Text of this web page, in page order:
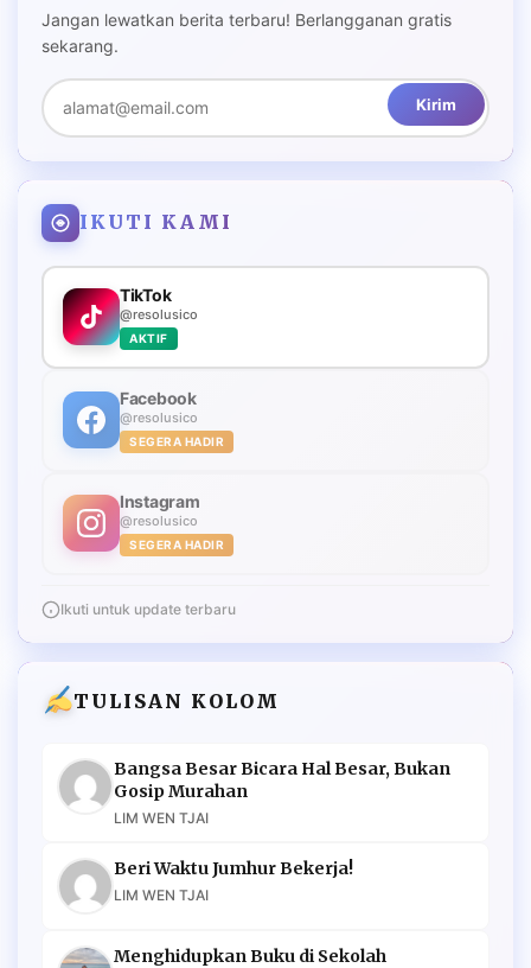
Jangan lewatkan berita terbaru! Berlangganan gratis
sekarang.
Kirim
IKUTI KAMI
TikTok
@resolusico
AKTIF
Facebook
@resolusico
SEGERA HADIR
Instagram
@resolusico
SEGERA HADIR
Ikuti untuk update terbaru
TULISAN KOLOM
Bangsa Besar Bicara Hal Besar, Bukan
Gosip Murahan
LIM WEN TJAI
Beri Waktu Jumhur Bekerja!
LIM WEN TJAI
Menghidupkan Buku di Sekolah